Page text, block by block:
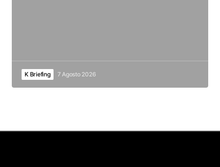
K Briefing 7 Agosto 2026